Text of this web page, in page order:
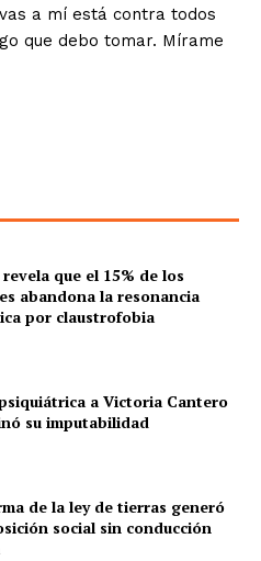
a mí está contra todos
que debo tomar. Mírame
que el 15% de los
abandona la resonancia
por claustrofobia
a Victoria Cantero
su imputabilidad
de la ley de tierras generó
social sin conducción